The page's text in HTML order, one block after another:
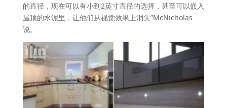
的直径，现在可以有小到2英寸直径的选择，甚至可以嵌入
屋顶的水泥里，让他们从视觉效果上消失”McNicholas
说。